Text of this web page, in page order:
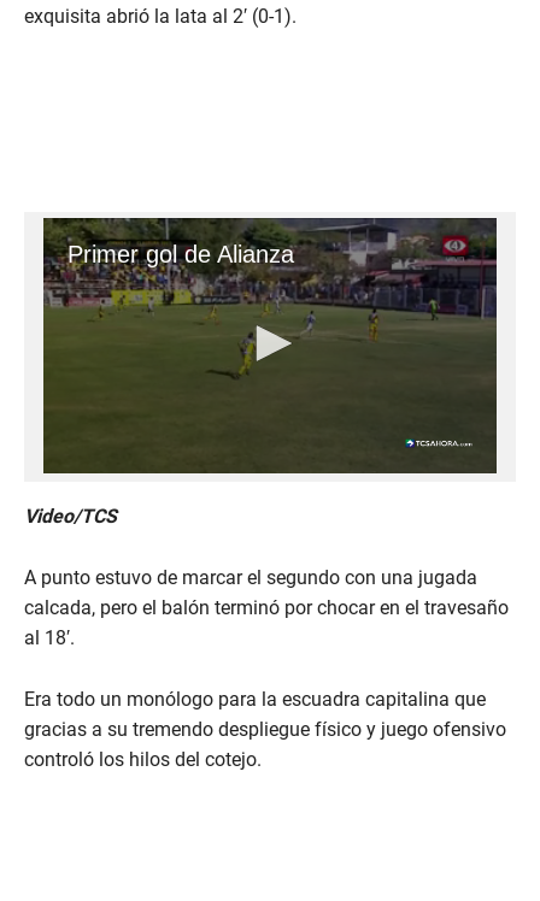
exquisita abrió la lata al 2′ (0-1).
Video/TCS
A punto estuvo de marcar el segundo con una jugada
calcada, pero el balón terminó por chocar en el travesaño
al 18′.
Era todo un monólogo para la escuadra capitalina que
gracias a su tremendo despliegue físico y juego ofensivo
controló los hilos del cotejo.